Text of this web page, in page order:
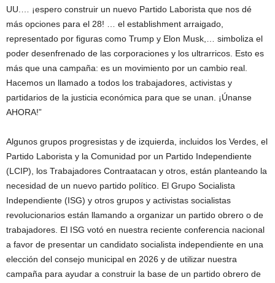
UU.… ¡espero construir un nuevo Partido Laborista que nos dé
más opciones para el 28! … el establishment arraigado,
representado por figuras como Trump y Elon Musk,… simboliza el
poder desenfrenado de las corporaciones y los ultrarricos. Esto es
más que una campaña: es un movimiento por un cambio real.
Hacemos un llamado a todos los trabajadores, activistas y
partidarios de la justicia económica para que se unan. ¡Únanse
AHORA!”
Algunos grupos progresistas y de izquierda, incluidos los Verdes, el
Partido Laborista y la Comunidad por un Partido Independiente
(LCIP), los Trabajadores Contraatacan y otros, están planteando la
necesidad de un nuevo partido político. El Grupo Socialista
Independiente (ISG) y otros grupos y activistas socialistas
revolucionarios están llamando a organizar un partido obrero o de
trabajadores. El ISG votó en nuestra reciente conferencia nacional
a favor de presentar un candidato socialista independiente en una
elección del consejo municipal en 2026 y de utilizar nuestra
campaña para ayudar a construir la base de un partido obrero de